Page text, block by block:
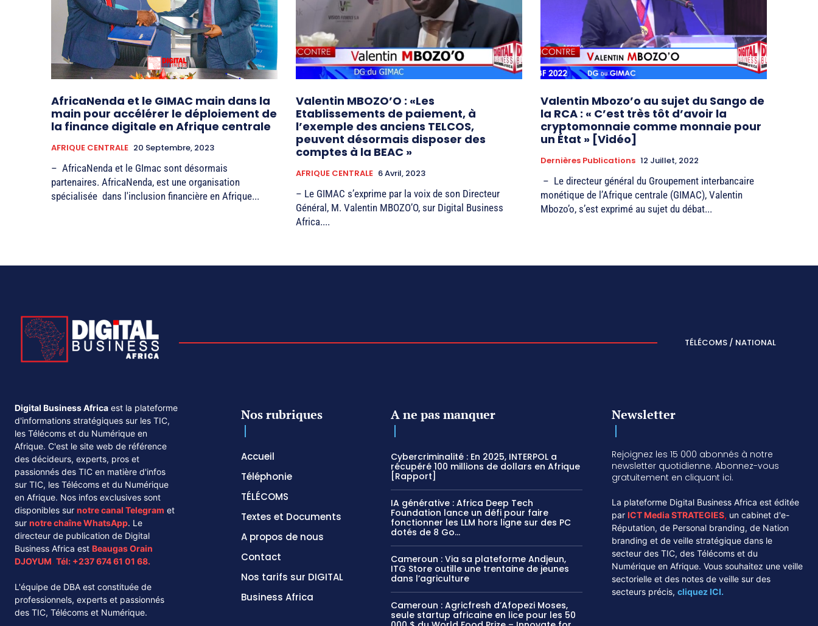
AfricaNenda et le GIMAC main dans la
main pour accélérer le déploiement de
la finance digitale en Afrique centrale
AFRIQUE CENTRALE 20 Septembre, 2023
– AfricaNenda et le GImac sont désormais
partenaires. AfricaNenda, est une organisation
spécialisée dans l'inclusion financière en Afrique...
Valentin MBOZO’O : «Les
Etablissements de paiement, à
l’exemple des anciens TELCOS,
peuvent désormais disposer des
comptes à la BEAC »
AFRIQUE CENTRALE 6 Avril, 2023
– Le GIMAC s’exprime par la voix de son Directeur
Général, M. Valentin MBOZO’O, sur Digital Business
Africa....
Valentin Mbozo’o au sujet du Sango de
la RCA : « C’est très tôt d’avoir la
cryptomonnaie comme monnaie pour
un État » [Vidéo]
Dernières Publications 12 Juillet, 2022
– Le directeur général du Groupement interbancaire
monétique de l’Afrique centrale (GIMAC), Valentin
Mbozo’o, s’est exprimé au sujet du débat...
TÉLÉCOMS / NATIONAL
Digital Business Africa est la plateforme
d'informations stratégiques sur les TIC,
les Télécoms et du Numérique en
Afrique. C'est le site web de référence
des décideurs, experts, pros et
passionnés des TIC en matière d'infos
sur TIC, les Télécoms et du Numérique
en Afrique. Nos infos exclusives sont
disponibles sur notre canal Telegram et
sur notre chaîneWhatsApp. Le
directeur de publication de Digital
Business Africa est Beaugas Orain
DJOYUM. Tél: +237 674 61 01 68.
L'équipe de DBA est constituée de
professionnels, experts et passionnés
des TIC, Télécoms et Numérique.
Nos rubriques
Accueil
Téléphonie
TÉLÉCOMS
Textes et Documents
A propos de nous
Contact
Nos tarifs sur DIGITAL
Business Africa
A ne pas manquer
Cybercriminalité : En 2025, INTERPOL a
récupéré 100 millions de dollars en Afrique
[Rapport]
IA générative : Africa Deep Tech
Foundation lance un défi pour faire
fonctionner les LLM hors ligne sur des PC
dotés de 8 Go...
Cameroun : Via sa plateforme Andjeun,
ITG Store outille une trentaine de jeunes
dans l’agriculture
Cameroun : Agricfresh d’Afopezi Moses,
seule startup africaine en lice pour les 50
Newsletter
Rejoignez les 15 000 abonnés à notre
newsletter quotidienne. Abonnez-vous
gratuitement en cliquant ici.
La plateforme Digital Business Africa est éditée
parICT Media STRATEGIES, un cabinet d'e-
Réputation, de Personal branding, de Nation
branding et de veille stratégique dans le
secteur des TIC, des Télécoms et du
Numérique en Afrique. Vous souhaitez une veille
sectorielle et des notes de veille sur des
secteurs précis, cliquez ICI.